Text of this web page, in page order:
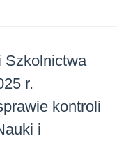
Szkolnictwa
r.
kontroli
i